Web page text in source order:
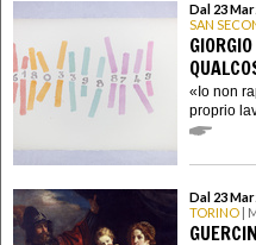
Dal 23
SAN
«Io non
proprio
Dal 23
TORINO |